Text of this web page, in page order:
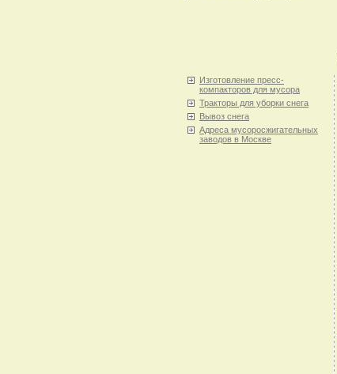
Изготовление пресс-
компакторов для мусора
Тракторы для уборки снега
Вывоз снега
Адреса мусоросжигательных
заводов в Москве